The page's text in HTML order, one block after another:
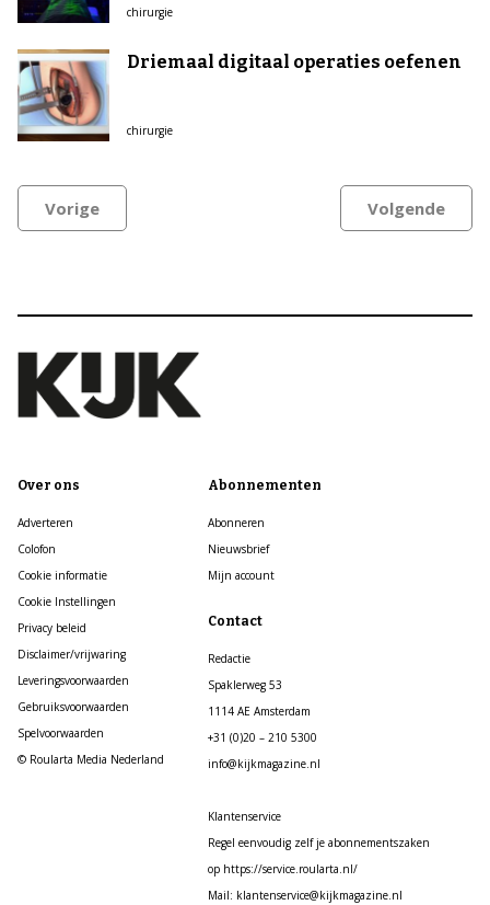
chirurgie
Driemaal digitaal operaties oefenen
chirurgie
Vorige Volgende
Over ons
Adverteren
Colofon
Cookie informatie
Cookie Instellingen
Privacy beleid
Disclaimer/vrijwaring
Leveringsvoorwaarden
Gebruiksvoorwaarden
Spelvoorwaarden
© Roularta Media Nederland
Abonnementen
Abonneren
Nieuwsbrief
Mijn account
Contact
Redactie
Spaklerweg 53
1114 AE Amsterdam
+31 (0)20 – 210 5300
info@kijkmagazine.nl
Klantenservice
Regel eenvoudig zelf je abonnementszaken
op https://service.roularta.nl/
Mail: klantenservice@kijkmagazine.nl